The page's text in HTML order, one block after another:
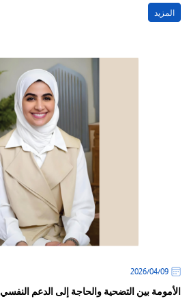
المزيد
09‏/04‏/2026
الأمومة بين التضحية والحاجة إلى الدعم النفسي